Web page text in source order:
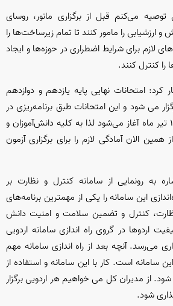
می‌کنم قبل از برگزاری مانور، روسای
ارزشیابی را مامور کنند تا تمام زیرساخت‌ها را
لازم برای شرایط اضطراری در حوزه‌ها و ایجاد
کنترل کنند.
کرد: امتحانات نهایی پایه یازدهم و دوازدهم
می شود و این امتحانات طبق برنامه‌ریزی در
ستاد برگزاری آزمون‌ها از ۱۳ تیر ماه آغاز می‌شود لذا به کلیه دانش‌آموزان و
الان آمادگی لازم را برای برگزاری آزمون
به رونمایی از سامانه کنترل و نظارت بر
این سامانه را یکی از مهمترین برنامه‌های
کنترل و تضمین سلامت و امنیت دانش
اردوها در گروی راه اندازی سامانه اردویی
می‌رسد. آنچه بعد از راه اندازی سامانه مهم
سامانه است. کار با این سامانه و استفاده از
از مدیران کل می خواهیم هر اردویی برگزار
شود.